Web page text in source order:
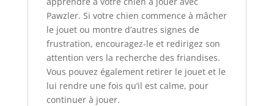
Pawzler. Si votre chien commence à mâcher
le jouet ou montre d’autres signes de
frustration, encouragez-le et redirigez son
attention vers la recherche des friandises.
Vous pouvez également retirer le jouet et le
lui rendre une fois qu’il est calme, pour
continuer à jouer.